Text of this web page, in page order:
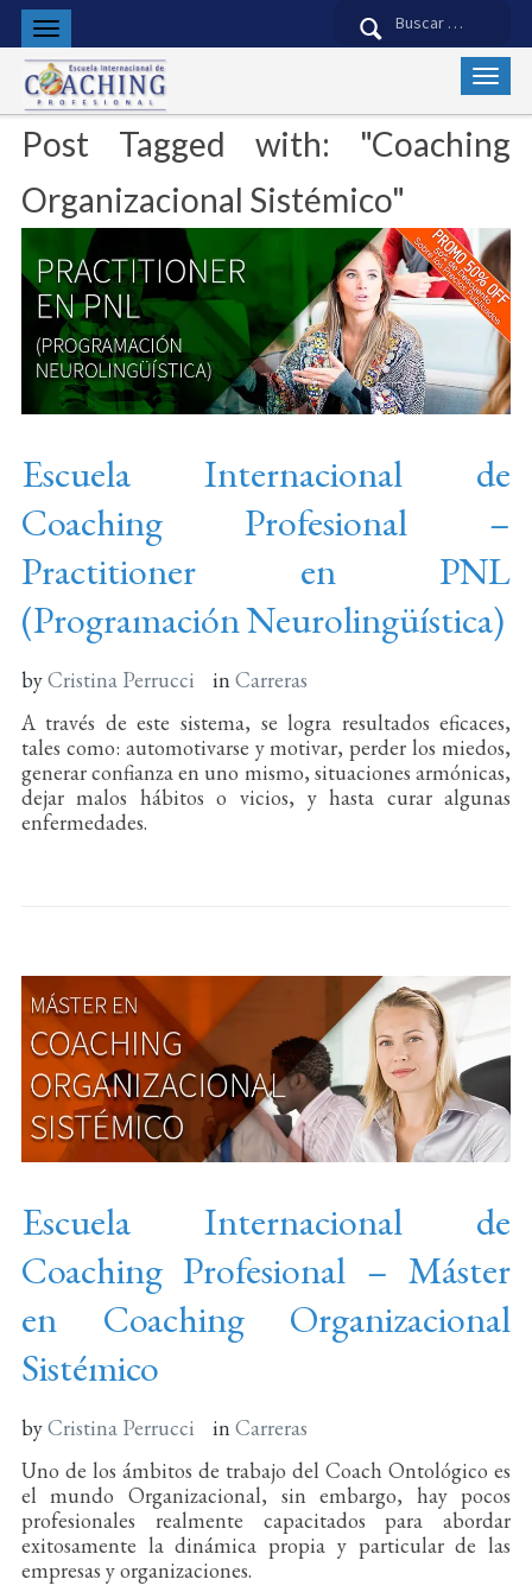
Buscar:
Post Tagged with: "Coaching
Organizacional Sistémico"
Escuela Internacional de
Coaching Profesional –
Practitioner en PNL
(Programación Neurolingüística)
byCristina Perrucci in Carreras
A través de este sistema, se logra resultados eficaces,
tales como: automotivarse y motivar, perder los miedos,
generar confianza en uno mismo, situaciones armónicas,
dejar malos hábitos o vicios, y hasta curar algunas
enfermedades.
Escuela Internacional de
Coaching Profesional – Máster
en Coaching Organizacional
Sistémico
byCristina Perrucci in Carreras
Uno de los ámbitos de trabajo del Coach Ontológico es
el mundo Organizacional, sin embargo, hay pocos
profesionales realmente capacitados para abordar
exitosamente la dinámica propia y particular de las
empresas y organizaciones.